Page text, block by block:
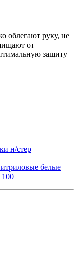
облегают руку, не
от
защиту
н/стер
белые